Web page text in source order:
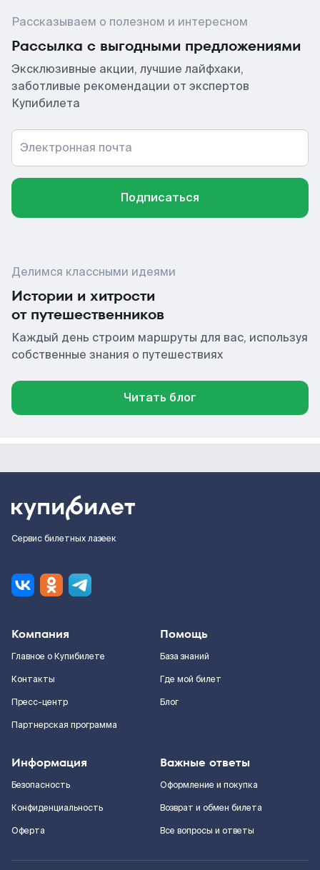
Рассказываем о полезном и интересном
Рассылка с выгодными предложениями
Эксклюзивные акции, лучшие лайфхаки,
заботливые рекомендации от экспертов
Купибилета
Электронная почта
Подписаться
Делимся классными идеями
Истории и хитрости
от путешественников
Каждый день строим маршруты для вас, используя
собственные знания о путешествиях
Читать блог
Сервис билетных лазеек
Компания
Главное о Купибилете
Контакты
Пресс-центр
Партнерская программа
Помощь
База знаний
Где мой билет
Блог
Информация
Безопасность
Конфиденциальность
Оферта
Важные ответы
Оформление и покупка
Возврат и обмен билета
Все вопросы и ответы